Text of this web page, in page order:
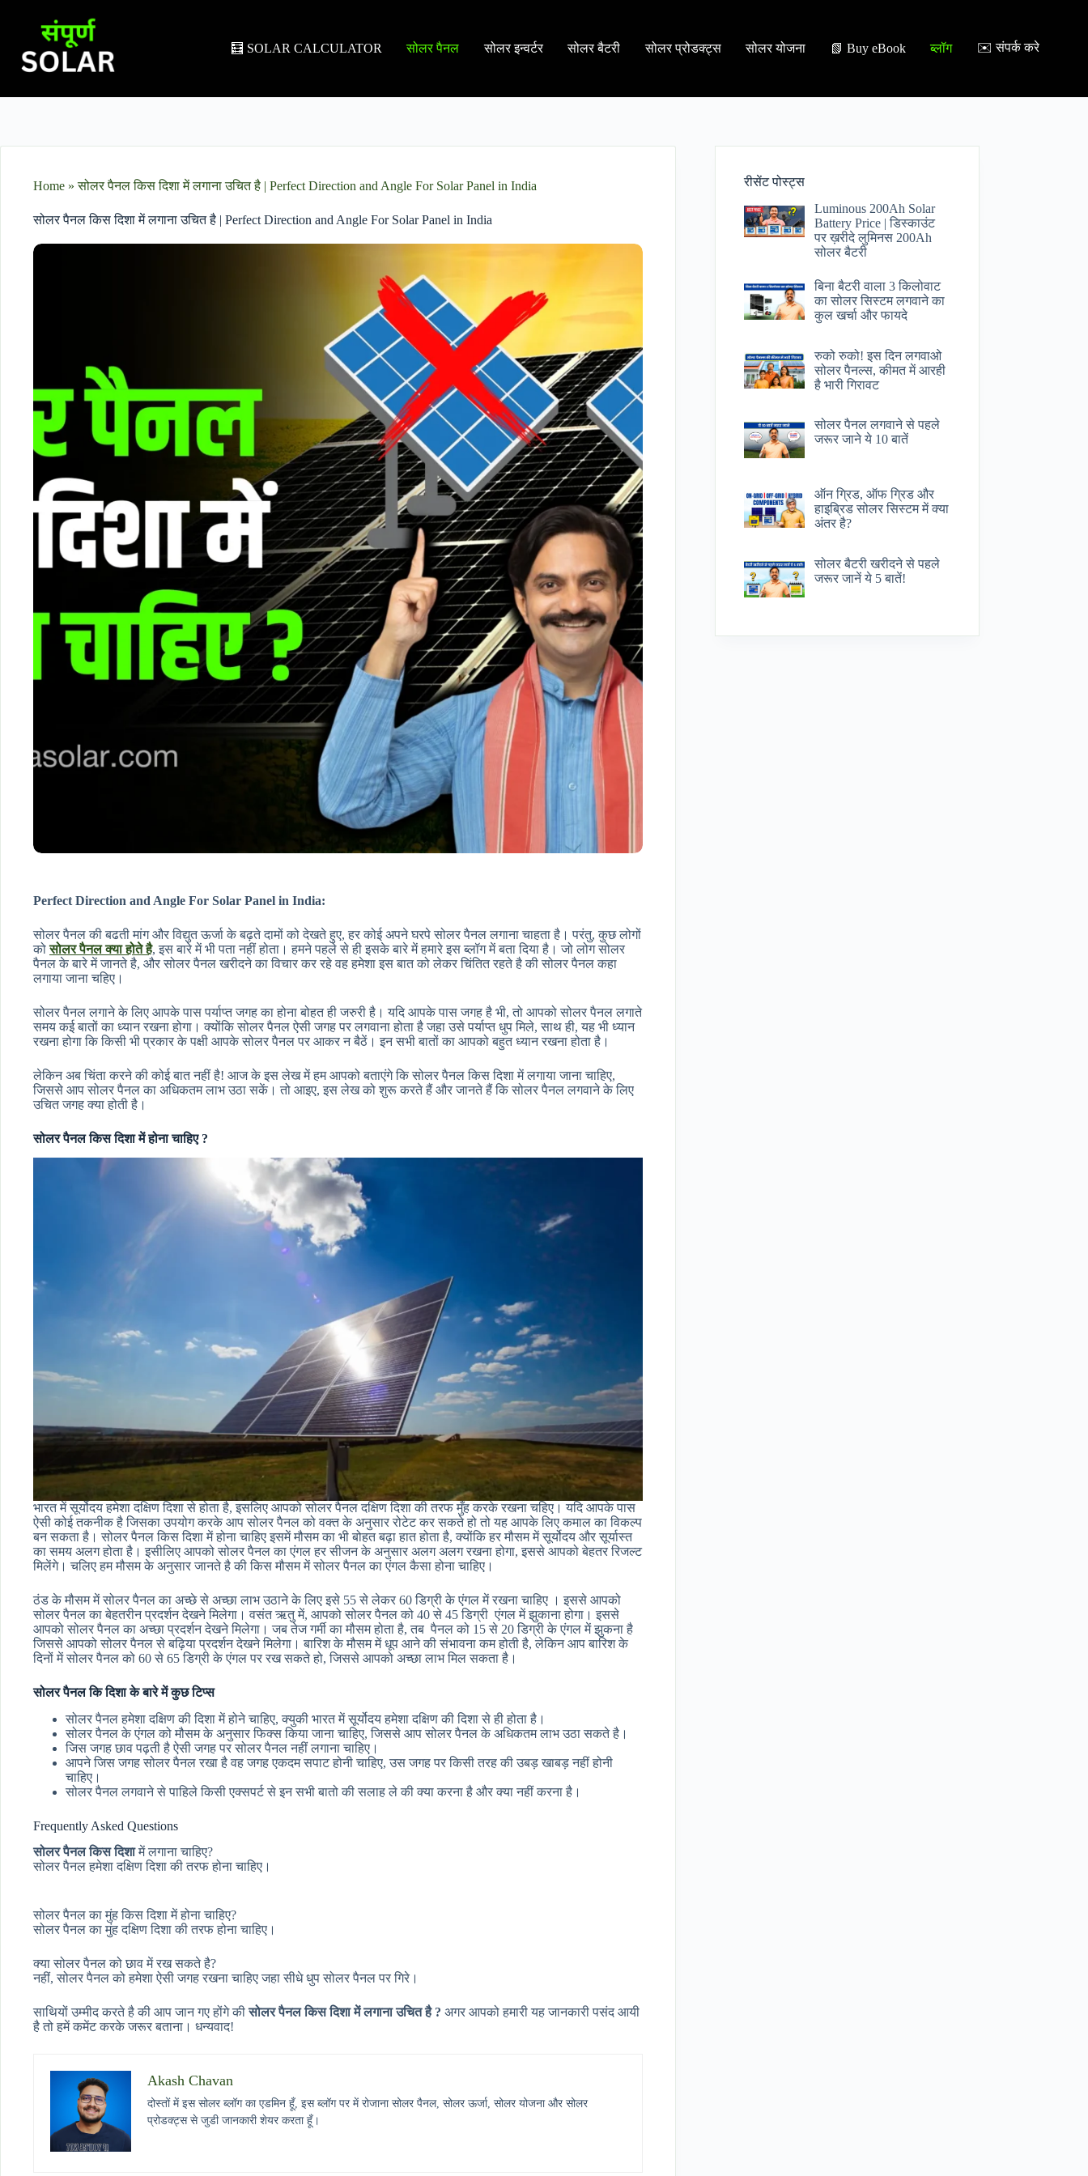
🧮 SOLAR CALCULATOR सोलर पैनल सोलर इन्वर्टर सोलर बैटरी सोलर प्रोडक्ट्स सोलर योजना 📗 Buy eBook ब्लॉग ✉️ संपर्क करे
Home »सोलर पैनल किस दिशा में लगाना उचित है | Perfect Direction and Angle For Solar Panel in India
सोलर पैनल किस दिशा में लगाना उचित है | Perfect Direction and Angle For Solar Panel in India
Perfect Direction and Angle For Solar Panel in India:
सोलर पैनल की बढती मांग और विद्युत ऊर्जा के बढ़ते दामों को देखते हुए, हर कोई अपने घरपे सोलर पैनल लगाना चाहता है। परंतु, कुछ लोगों
कोसोलर पैनल क्या होते है, इस बारे में भी पता नहीं होता। हमने पहले से ही इसके बारे में हमारे इस ब्लॉग में बता दिया है। जो लोग सोलर
पैनल के बारे में जानते है, और सोलर पैनल खरीदने का विचार कर रहे वह हमेशा इस बात को लेकर चिंतित रहते है की सोलर पैनल कहा
लगाया जाना चहिए।
सोलर पैनल लगाने के लिए आपके पास पर्याप्त जगह का होना बोहत ही जरुरी है। यदि आपके पास जगह है भी, तो आपको सोलर पैनल लगाते
समय कई बातों का ध्यान रखना होगा। क्योंकि सोलर पैनल ऐसी जगह पर लगवाना होता है जहा उसे पर्याप्त धुप मिले, साथ ही, यह भी ध्यान
रखना होगा कि किसी भी प्रकार के पक्षी आपके सोलर पैनल पर आकर न बैठें। इन सभी बातों का आपको बहुत ध्यान रखना होता है।
लेकिन अब चिंता करने की कोई बात नहीं है! आज के इस लेख में हम आपको बताएंगे कि सोलर पैनल किस दिशा में लगाया जाना चाहिए,
जिससे आप सोलर पैनल का अधिकतम लाभ उठा सकें। तो आइए, इस लेख को शुरू करते हैं और जानते हैं कि सोलर पैनल लगवाने के लिए
उचित जगह क्या होती है।
सोलर पैनल किस दिशा में होना चाहिए ?
भारत में सूर्योदय हमेशा दक्षिण दिशा से होता है, इसलिए आपको सोलर पैनल दक्षिण दिशा की तरफ मुँह करके रखना चहिए। यदि आपके पास
ऐसी कोई तकनीक है जिसका उपयोग करके आप सोलर पैनल को वक्त के अनुसार रोटेट कर सकते हो तो यह आपके लिए कमाल का विकल्प
बन सकता है। सोलर पैनल किस दिशा में होना चाहिए इसमें मौसम का भी बोहत बढ़ा हात होता है, क्योंकि हर मौसम में सूर्योदय और सूर्यास्त
का समय अलग होता है। इसीलिए आपको सोलर पैनल का एंगल हर सीजन के अनुसार अलग अलग रखना होगा, इससे आपको बेहतर रिजल्ट
मिलेंगे। चलिए हम मौसम के अनुसार जानते है की किस मौसम में सोलर पैनल का एंगल कैसा होना चाहिए।
ठंड के मौसम में सोलर पैनल का अच्छे से अच्छा लाभ उठाने के लिए इसे 55 से लेकर 60 डिग्री के एंगल में रखना चाहिए । इससे आपको
सोलर पैनल का बेहतरीन प्रदर्शन देखने मिलेगा। वसंत ऋतु में, आपको सोलर पैनल को 40 से 45 डिग्री एंगल में झुकाना होगा। इससे
आपको सोलर पैनल का अच्छा प्रदर्शन देखने मिलेगा। जब तेज गर्मी का मौसम होता है, तब पैनल को 15 से 20 डिग्री के एंगल में झुकना है
जिससे आपको सोलर पैनल से बढ़िया प्रदर्शन देखने मिलेगा। बारिश के मौसम में धूप आने की संभावना कम होती है, लेकिन आप बारिश के
दिनों में सोलर पैनल को 60 से 65 डिग्री के एंगल पर रख सकते हो, जिससे आपको अच्छा लाभ मिल सकता है।
सोलर पैनल कि दिशा के बारे में कुछ टिप्स
सोलर पैनल हमेशा दक्षिण की दिशा में होने चाहिए, क्युकी भारत में सूर्योदय हमेशा दक्षिण की दिशा से ही होता है।
सोलर पैनल के एंगल को मौसम के अनुसार फिक्स किया जाना चाहिए, जिससे आप सोलर पैनल के अधिकतम लाभ उठा सकते है।
जिस जगह छाव पढ़ती है ऐसी जगह पर सोलर पैनल नहीं लगाना चाहिए।
आपने जिस जगह सोलर पैनल रखा है वह जगह एकदम सपाट होनी चाहिए, उस जगह पर किसी तरह की उबड़ खाबड़ नहीं होनी
चाहिए।
सोलर पैनल लगवाने से पाहिले किसी एक्सपर्ट से इन सभी बातो की सलाह ले की क्या करना है और क्या नहीं करना है।
Frequently Asked Questions
सोलर पैनल किस दिशामें लगाना चाहिए?
सोलर पैनल हमेशा दक्षिण दिशा की तरफ होना चाहिए।
सोलर पैनल का मुंह किस दिशा में होना चाहिए?
सोलर पैनल का मुंह दक्षिण दिशा की तरफ होना चाहिए।
क्या सोलर पैनल को छाव में रख सकते है?
नहीं, सोलर पैनल को हमेशा ऐसी जगह रखना चाहिए जहा सीधे धुप सोलर पैनल पर गिरे।
साथियों उम्मीद करते है की आप जान गए होंगे कीसोलर पैनल किस दिशा में लगाना उचित है ? अगर आपको हमारी यह जानकारी पसंद आयी
है तो हमें कमेंट करके जरूर बताना। धन्यवाद!
Akash Chavan
दोस्तों में इस सोलर ब्लॉग का एडमिन हूँ, इस ब्लॉग पर में रोजाना सोलर पैनल, सोलर ऊर्जा, सोलर योजना और सोलर
प्रोडक्ट्स से जुडी जानकारी शेयर करता हूँ।
रीसेंट पोस्ट्स
Luminous 200Ah Solar
Battery Price​ | डिस्काउंट
पर ख़रीदे लुमिनस 200Ah
सोलर बैटरी
बिना बैटरी वाला 3 किलोवाट
का सोलर सिस्टम लगवाने का
कुल खर्चा और फायदे
रुको रुको! इस दिन लगवाओ
सोलर पैनल्स, कीमत में आरही
है भारी गिरावट
सोलर पैनल लगवाने से पहले
जरूर जाने ये 10 बातें
ऑन ग्रिड, ऑफ ग्रिड और
हाइब्रिड सोलर सिस्टम में क्या
अंतर है?
सोलर बैटरी खरीदने से पहले
जरूर जानें ये 5 बातें!